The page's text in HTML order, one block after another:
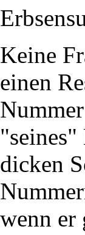
Keine
einen
dicken
wenn er